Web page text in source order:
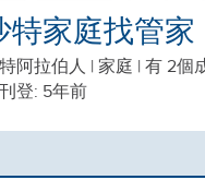
特家庭找管家
阿拉伯人 | 家庭 | 有 2個
登: 5年前